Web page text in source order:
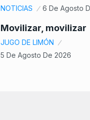
NOTICIAS 6 De Agosto
Movilizar, movilizar
JUGO DE LIMÓN
5 De Agosto De 2026